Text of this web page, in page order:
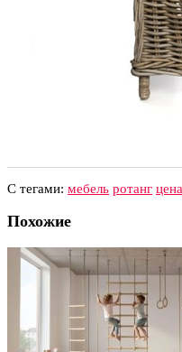
С тегами: мебель ротанг цена
Похожие